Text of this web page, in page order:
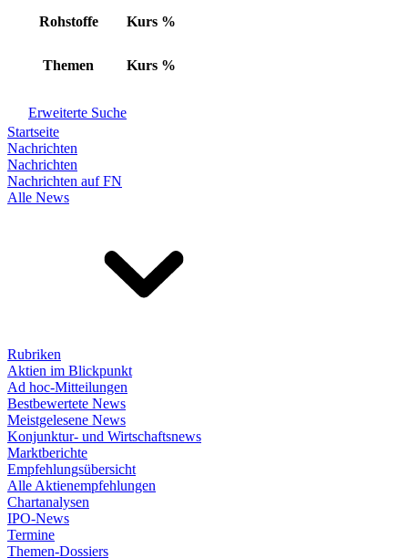
Rohstoffe Kurs %
Themen Kurs %
Erweiterte Suche
Startseite
Nachrichten
Nachrichten
Nachrichten auf FN
Alle News
Rubriken
Aktien im Blickpunkt
Ad hoc-Mitteilungen
Bestbewertete News
Meistgelesene News
Konjunktur- und Wirtschaftsnews
Marktberichte
Empfehlungsübersicht
Alle Aktienempfehlungen
Chartanalysen
IPO-News
Termine
Themen-Dossiers